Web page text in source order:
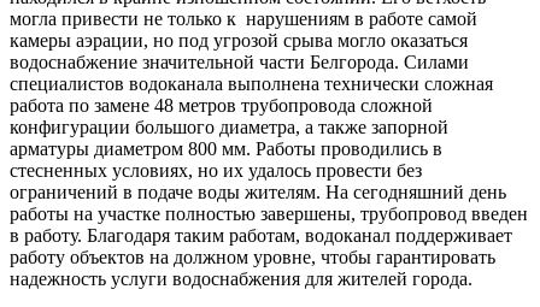
могла привести не только к нарушениям в работе самой
камеры аэрации, но под угрозой срыва могло оказаться
водоснабжение значительной части Белгорода. Силами
специалистов водоканала выполнена технически сложная
работа по замене 48 метров трубопровода сложной
конфигурации большого диаметра, а также запорной
арматуры диаметром 800 мм. Работы проводились в
стесненных условиях, но их удалось провести без
ограничений в подаче воды жителям. На сегодняшний день
работы на участке полностью завершены, трубопровод введен
в работу. Благодаря таким работам, водоканал поддерживает
работу объектов на должном уровне, чтобы гарантировать
надежность услуги водоснабжения для жителей города.